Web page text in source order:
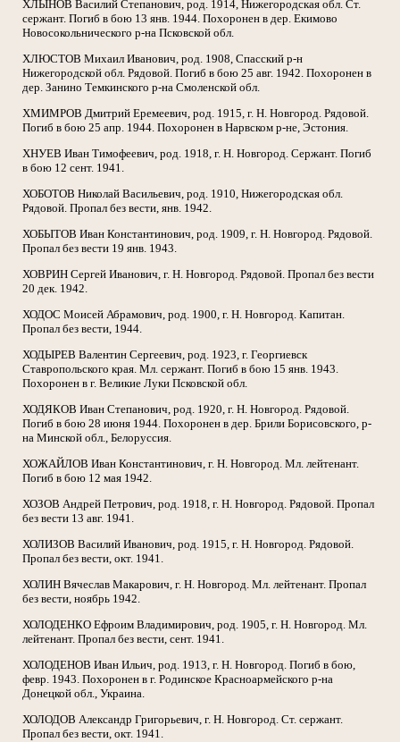
ХЛЫНОВ Василий Степанович, род. 1914, Нижегородская обл. Ст.
сержант. Погиб в бою 13 янв. 1944. Похоронен в дер. Екимово
Новосокольнического р-на Псковской обл.
ХЛЮСТОВ Михаил Иванович, род. 1908, Спасский р-н
Нижегородской обл. Рядовой. Погиб в бою 25 авг. 1942. Похоронен в
дер. Занино Темкинского р-на Смоленской обл.
ХМИМРОВ Дмитрий Еремеевич, род. 1915, г. Н. Новгород. Рядовой.
Погиб в бою 25 апр. 1944. Похоронен в Нарвском р-не, Эстония.
ХНУЕВ Иван Тимофеевич, род. 1918, г. Н. Новгород. Сержант. Погиб
в бою 12 сент. 1941.
ХОБОТОВ Николай Васильевич, род. 1910, Нижегородская обл.
Рядовой. Пропал без вести, янв. 1942.
ХОБЫТОВ Иван Константинович, род. 1909, г. Н. Новгород. Рядовой.
Пропал без вести 19 янв. 1943.
ХОВРИН Сергей Иванович, г. Н. Новгород. Рядовой. Пропал без вести
20 дек. 1942.
ХОДОС Моисей Абрамович, род. 1900, г. Н. Новгород. Капитан.
Пропал без вести, 1944.
ХОДЫРЕВ Валентин Сергеевич, род. 1923, г. Георгиевск
Ставропольского края. Мл. сержант. Погиб в бою 15 янв. 1943.
Похоронен в г. Великие Луки Псковской обл.
ХОДЯКОВ Иван Степанович, род. 1920, г. Н. Новгород. Рядовой.
Погиб в бою 28 июня 1944. Похоронен в дер. Брили Борисовского, р-
на Минской обл., Белоруссия.
ХОЖАЙЛОВ Иван Константинович, г. Н. Новгород. Мл. лейтенант.
Погиб в бою 12 мая 1942.
ХОЗОВ Андрей Петрович, род. 1918, г. Н. Новгород. Рядовой. Пропал
без вести 13 авг. 1941.
ХОЛИЗОВ Василий Иванович, род. 1915, г. Н. Новгород. Рядовой.
Пропал без вести, окт. 1941.
ХОЛИН Вячеслав Макарович, г. Н. Новгород. Мл. лейтенант. Пропал
без вести, ноябрь 1942.
ХОЛОДЕНКО Ефроим Владимирович, род. 1905, г. Н. Новгород. Мл.
лейтенант. Пропал без вести, сент. 1941.
ХОЛОДЕНОВ Иван Ильич, род. 1913, г. Н. Новгород. Погиб в бою,
февр. 1943. Похоронен в г. Родинское Красноармейского р-на
Донецкой обл., Украина.
ХОЛОДОВ Александр Григорьевич, г. Н. Новгород. Ст. сержант.
Пропал без вести, окт. 1941.